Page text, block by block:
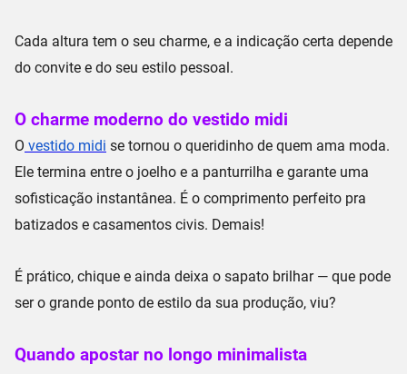
Cada altura tem o seu charme, e a indicação certa depende
do convite e do seu estilo pessoal.
O charme moderno do vestido midi
O vestido midi se tornou o queridinho de quem ama moda.
Ele termina entre o joelho e a panturrilha e garante uma
sofisticação instantânea. É o comprimento perfeito pra
batizados e casamentos civis. Demais!
É prático, chique e ainda deixa o sapato brilhar — que pode
ser o grande ponto de estilo da sua produção, viu?
Quando apostar no longo minimalista